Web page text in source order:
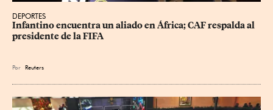
DEPORTES
Infantino encuentra un aliado en África; CAF respalda al
presidente de la FIFA
Por Reuters